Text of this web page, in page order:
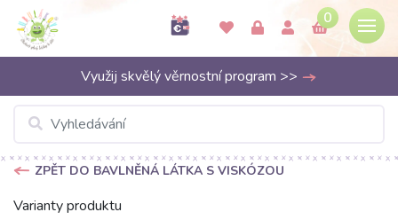
0
Využij skvělý věrnostní program >>
ZPĚT DO BAVLNĚNÁ LÁTKA S VISKÓZOU
Varianty produktu